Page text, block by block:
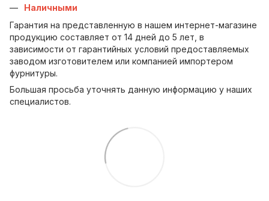
Наличными
Гарантия на представленную в нашем интернет-магазине
продукцию составляет от 14 дней до 5 лет, в
зависимости от гарантийных условий предоставляемых
заводом изготовителем или компанией импортером
фурнитуры.
Большая просьба уточнять данную информацию у наших
специалистов.